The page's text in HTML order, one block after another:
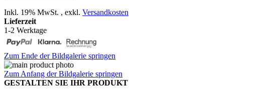
Inkl. 19% MwSt. , exkl. Versandkosten
Lieferzeit
1-2 Werktage
Zum Ende der Bildgalerie springen
Zum Anfang der Bildgalerie springen
GESTALTEN SIE IHR PRODUKT